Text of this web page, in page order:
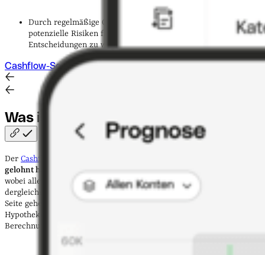
Durch regelmäßige Cashflow-Berechnungen können Sie
potenzielle Risiken frühzeitig erkennen und fundierte
Entscheidungen zu weiteren Investitionen treffen.
Cashflow-Software entdecken
Was ist ein Cashflow bei
Der Cashflow
gelohnt hat
wobei alle zahlungswirksamen Einnahmen wie Mieteinnahmen und
dergleichen zu einem positiven Cashflow beitragen. Auf der anderen
Seite gehen Ausgaben wie Instandhaltungskosten und
Hypothekenraten als Kosten und Ausgaben negativ in die
Berechnung ein.